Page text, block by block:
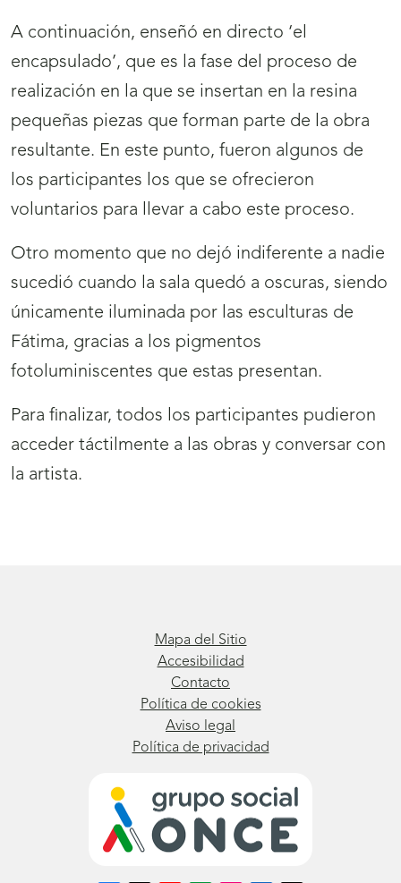
A continuación, enseñó en directo ‘el
encapsulado’, que es la fase del proceso de
realización en la que se insertan en la resina
pequeñas piezas que forman parte de la obra
resultante. En este punto, fueron algunos de
los participantes los que se ofrecieron
voluntarios para llevar a cabo este proceso.
Otro momento que no dejó indiferente a nadie
sucedió cuando la sala quedó a oscuras, siendo
únicamente iluminada por las esculturas de
Fátima, gracias a los pigmentos
fotoluminiscentes que estas presentan.
Para finalizar, todos los participantes pudieron
acceder táctilmente a las obras y conversar con
la artista.
Mapa del Sitio
Accesibilidad
Contacto
Política de cookies
Aviso legal
Política de privacidad